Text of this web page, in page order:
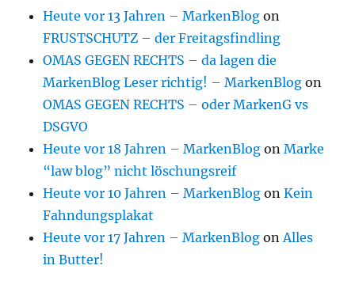
Heute vor 13 Jahren – MarkenBlog on
FRUSTSCHUTZ – der Freitagsfindling
OMAS GEGEN RECHTS – da lagen die
MarkenBlog Leser richtig! – MarkenBlog on
OMAS GEGEN RECHTS – oder MarkenG vs
DSGVO
Heute vor 18 Jahren – MarkenBlog onMarke
“law blog” nicht löschungsreif
Heute vor 10 Jahren – MarkenBlog onKein
Fahndungsplakat
Heute vor 17 Jahren – MarkenBlog onAlles
in Butter!